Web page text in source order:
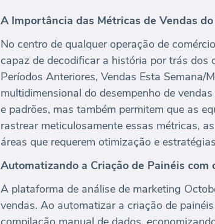
A Importância das Métricas de Vendas
No centro de qualquer operação de
capaz de decodificar a história por trás dos
Períodos Anteriores, Vendas Esta Semana/
multidimensional do desempenho de
e padrões, mas também permitem que as
rastrear meticulosamente essas métricas,
áreas que requerem otimização e
Automatizando a Criação de Painéis com
A plataforma de análise de marketing
vendas. Ao automatizar a criação de